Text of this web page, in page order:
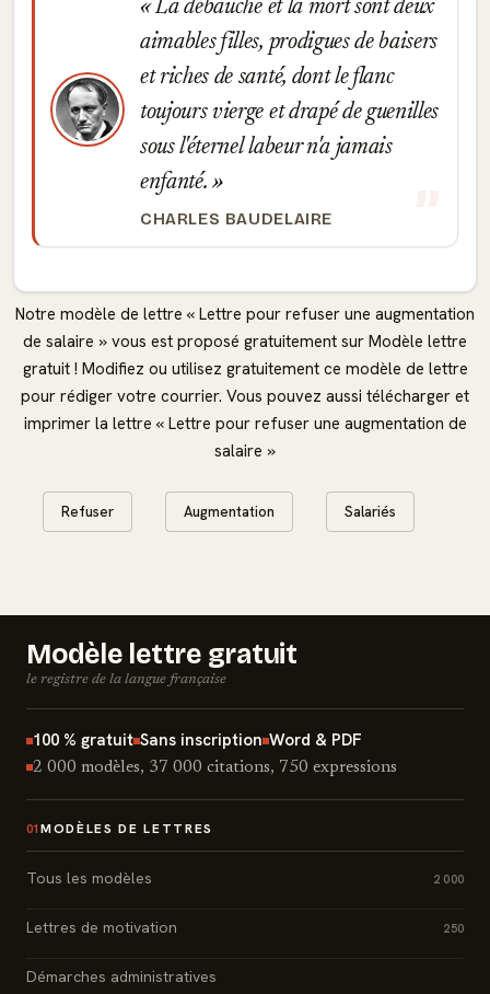
La débauche et la mort sont deux
aimables filles, prodigues de baisers
et riches de santé, dont le flanc
toujours vierge et drapé de guenilles
sous l'éternel labeur n'a jamais
enfanté.
CHARLES BAUDELAIRE
Notre modèle de lettre « Lettre pour refuser une augmentation
de salaire » vous est proposé gratuitement sur Modèle lettre
gratuit ! Modifiez ou utilisez gratuitement ce modèle de lettre
pour rédiger votre courrier. Vous pouvez aussi télécharger et
imprimer la lettre « Lettre pour refuser une augmentation de
salaire »
Refuser Augmentation Salariés
Modèle lettre gratuit
le registre de la langue française
100 % gratuit Sans inscription Word & PDF
2 000 modèles, 37 000 citations, 750 expressions
01 MODÈLES DE LETTRES
Tous les modèles 2 000
Lettres de motivation 250
Démarches administratives